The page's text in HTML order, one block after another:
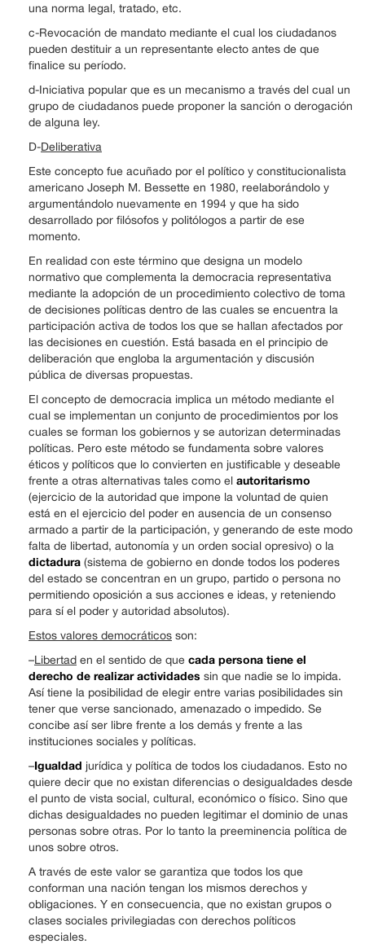
una norma legal, tratado, etc.
c-Revocación de mandato mediante el cual los ciudadanos
pueden destituir a un representante electo antes de que
finalice su período.
d-Iniciativa popular que es un mecanismo a través del cual un
grupo de ciudadanos puede proponer la sanción o derogación
de alguna ley.
D-Deliberativa
Este concepto fue acuñado por el político y constitucionalista
americano Joseph M. Bessette en 1980, reelaborándolo y
argumentándolo nuevamente en 1994 y que ha sido
desarrollado por filósofos y politólogos a partir de ese
momento.
En realidad con este término que designa un modelo
normativo que complementa la democracia representativa
mediante la adopción de un procedimiento colectivo de toma
de decisiones políticas dentro de las cuales se encuentra la
participación activa de todos los que se hallan afectados por
las decisiones en cuestión. Está basada en el principio de
deliberación que engloba la argumentación y discusión
pública de diversas propuestas.
El concepto de democracia implica un método mediante el
cual se implementan un conjunto de procedimientos por los
cuales se forman los gobiernos y se autorizan determinadas
políticas. Pero este método se fundamenta sobre valores
éticos y políticos que lo convierten en justificable y deseable
frente a otras alternativas tales como el autoritarismo
(ejercicio de la autoridad que impone la voluntad de quien
está en el ejercicio del poder en ausencia de un consenso
armado a partir de la participación, y generando de este modo
falta de libertad, autonomía y un orden social opresivo) o la
dictadura (sistema de gobierno en donde todos los poderes
del estado se concentran en un grupo, partido o persona no
permitiendo oposición a sus acciones e ideas, y reteniendo
para sí el poder y autoridad absolutos).
Estos valores democráticos son:
–Libertad en el sentido de que cada persona tiene el
derecho de realizar actividades sin que nadie se lo impida.
Así tiene la posibilidad de elegir entre varias posibilidades sin
tener que verse sancionado, amenazado o impedido. Se
concibe así ser libre frente a los demás y frente a las
instituciones sociales y políticas.
–Igualdad jurídica y política de todos los ciudadanos. Esto no
quiere decir que no existan diferencias o desigualdades desde
el punto de vista social, cultural, económico o físico. Sino que
dichas desigualdades no pueden legitimar el dominio de unas
personas sobre otras. Por lo tanto la preeminencia política de
unos sobre otros.
A través de este valor se garantiza que todos los que
conforman una nación tengan los mismos derechos y
obligaciones. Y en consecuencia, que no existan grupos o
clases sociales privilegiadas con derechos políticos
especiales.